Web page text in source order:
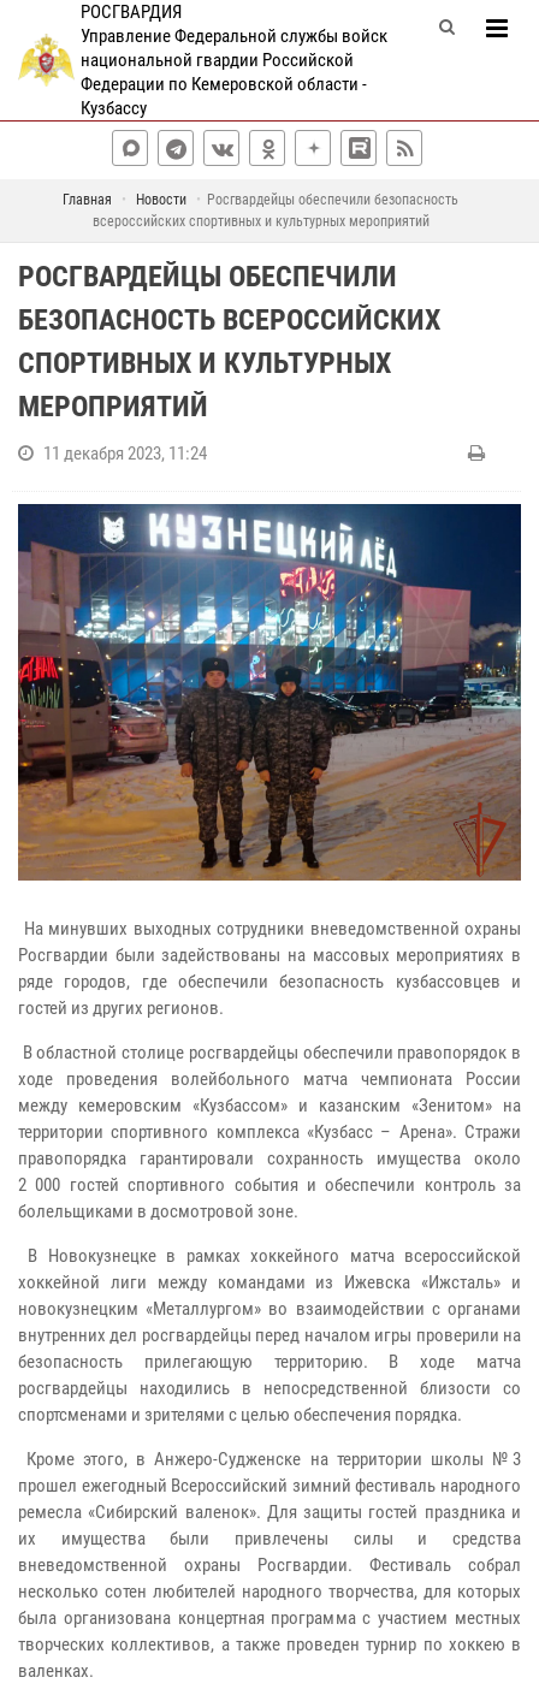
РОСГВАРДИЯ
Управление Федеральной службы войск
национальной гвардии Российской
Федерации по Кемеровской области -
Кузбассу
Главная Новости
Росгвардейцы обеспечили безопасность
всероссийских спортивных и культурных мероприятий
РОСГВАРДЕЙЦЫ ОБЕСПЕЧИЛИ
БЕЗОПАСНОСТЬ ВСЕРОССИЙСКИХ
СПОРТИВНЫХ И КУЛЬТУРНЫХ
МЕРОПРИЯТИЙ
11 декабря 2023, 11:24
На минувших выходных сотрудники вневедомственной охраны
Росгвардии были задействованы на массовых мероприятиях в
ряде городов, где обеспечили безопасность кузбассовцев и
гостей из других регионов.
В областной столице росгвардейцы обеспечили правопорядок в
ходе проведения волейбольного матча чемпионата России
между кемеровским «Кузбассом» и казанским «Зенитом» на
территории спортивного комплекса «Кузбасс – Арена». Стражи
правопорядка гарантировали сохранность имущества около
2 000 гостей спортивного события и обеспечили контроль за
болельщиками в досмотровой зоне.
В Новокузнецке в рамках хоккейного матча всероссийской
хоккейной лиги между командами из Ижевска «Ижсталь» и
новокузнецким «Металлургом» во взаимодействии с органами
внутренних дел росгвардейцы перед началом игры проверили на
безопасность прилегающую территорию. В ходе матча
росгвардейцы находились в непосредственной близости со
спортсменами и зрителями с целью обеспечения порядка.
Кроме этого, в Анжеро-Судженске на территории школы №3
прошел ежегодный Всероссийский зимний фестиваль народного
ремесла «Сибирский валенок». Для защиты гостей праздника и
их имущества были привлечены силы и средства
вневедомственной охраны Росгвардии. Фестиваль собрал
несколько сотен любителей народного творчества, для которых
была организована концертная программа с участием местных
творческих коллективов, а также проведен турнир по хоккею в
валенках.